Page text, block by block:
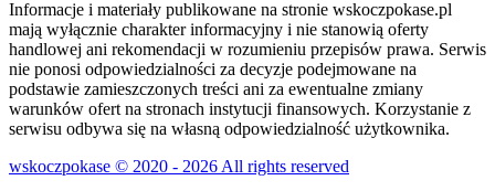
Informacje i materiały publikowane na stronie wskoczpokase.pl
mają wyłącznie charakter informacyjny i nie stanowią oferty
handlowej ani rekomendacji w rozumieniu przepisów prawa. Serwis
nie ponosi odpowiedzialności za decyzje podejmowane na
podstawie zamieszczonych treści ani za ewentualne zmiany
warunków ofert na stronach instytucji finansowych. Korzystanie z
serwisu odbywa się na własną odpowiedzialność użytkownika.
wskoczpokase © 2020 - 2026 All rights reserved